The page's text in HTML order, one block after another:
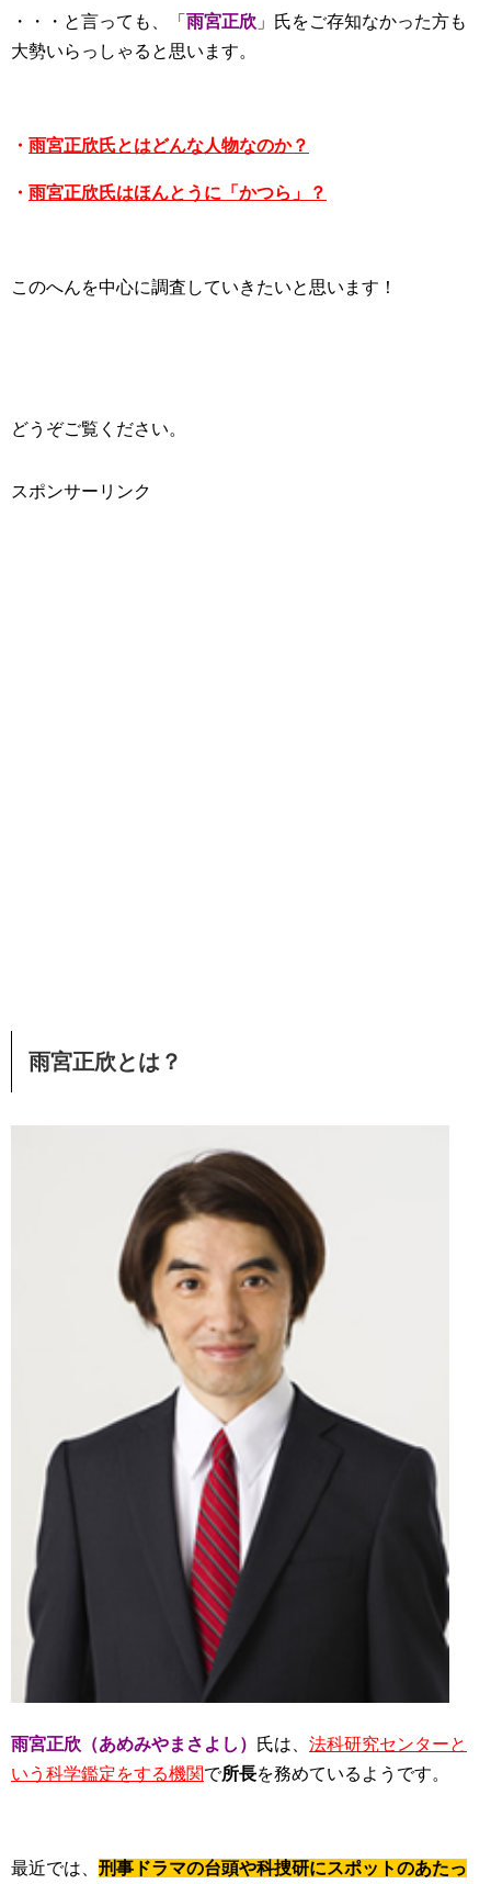
・・・と言っても、「 雨宮正欣 」氏をご存知なかった方も
大勢いらっしゃると思います。
・ 雨宮正欣氏とはどんな人物なのか？
・ 雨宮正欣氏はほんとうに「かつら」？
このへんを中心に調査していきたいと思います！
どうぞご覧ください。
スポンサーリンク
雨宮正欣とは？
雨宮正欣（あめみやまさよし） 氏は、 法科研究センターと
いう科学鑑定をする機関で所長を務めているようです。
最近では、 刑事ドラマの台頭や科捜研にスポットのあたっ